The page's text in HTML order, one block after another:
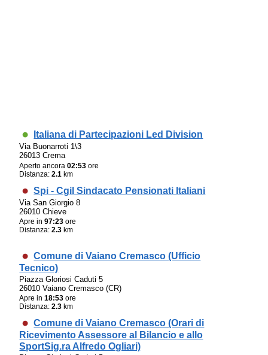
Italiana di Partecipazioni Led Division
Via Buonarroti 1\3
26013 Crema
Aperto ancora02:53 ore
Distanza:2.1 km
Spi - Cgil Sindacato Pensionati Italiani
Via San Giorgio 8
26010 Chieve
Apre in97:23 ore
Distanza:2.3 km
Comune di Vaiano Cremasco (Ufficio
Tecnico)
Piazza Gloriosi Caduti 5
26010 Vaiano Cremasco (CR)
Apre in18:53 ore
Distanza:2.3 km
Comune di Vaiano Cremasco (Orari di
Ricevimento Assessore al Bilancio e allo
SportSig.ra Alfredo Ogliari)